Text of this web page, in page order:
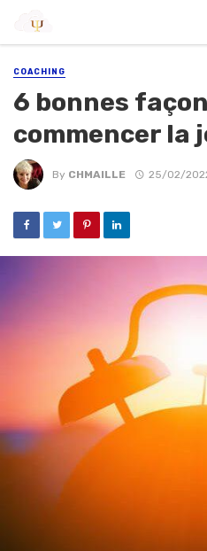
COACHING
6 bonnes
commencer la
By CHMAILLE 25/02/